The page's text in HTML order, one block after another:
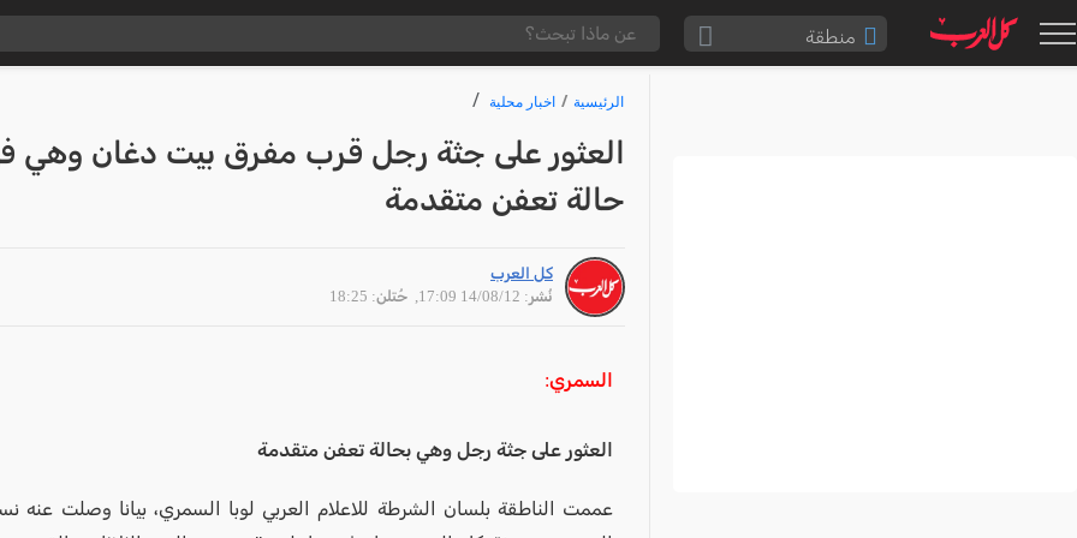
منطقة
الرئيسية اخبار محلية
العثور على جثة رجل قرب مفرق بيت دغان وهي
حالة تعفن متقدمة
كل العرب
نُشر: 14/08/12 17:09
, حُتلن: 18:25
السمري:
العثور على جثة رجل وهي بحالة تعفن متقدمة
عممت الناطقة بلسان الشرطة للاعلام العربي لوبا السمري، بيانا وصلت عنه